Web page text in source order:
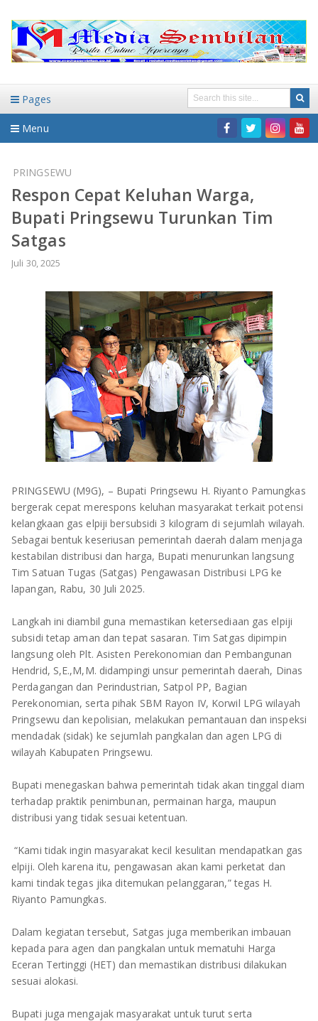
Pages
Menu
DAERAH
NASIONAL
DAERAH
BANDAR LAMPUNG
METRO
LAMPUNG TENGAH
LAMPUNG UTARA
LAMPUNG TIMUR
LAMPUNG BARAT
LAMPUNG SELATAN
PESAWARAN
TANGGAMUS
TULANG BAWANG
TULANG BAWANG BARAT
MESUJI
WAY KANAN
HUKUM-KRIMINAL
PENDIDIKAN
WISATA
OLAHRAGA
ADVETORIAL
PRINGSEWU
‎Respon Cepat Keluhan Warga,
Bupati Pringsewu Turunkan Tim
Satgas
Juli 30, 2025
‎PRINGSEWU (M9G), – Bupati Pringsewu H. Riyanto Pamungkas
bergerak cepat merespons keluhan masyarakat terkait potensi
kelangkaan gas elpiji bersubsidi 3 kilogram di sejumlah wilayah.
Sebagai bentuk keseriusan pemerintah daerah dalam menjaga
kestabilan distribusi dan harga, Bupati menurunkan langsung
Tim Satuan Tugas (Satgas) Pengawasan Distribusi LPG ke
lapangan, Rabu, 30 Juli 2025.
‎Langkah ini diambil guna memastikan ketersediaan gas elpiji
subsidi tetap aman dan tepat sasaran. Tim Satgas dipimpin
langsung oleh Plt. Asisten Perekonomian dan Pembangunan
Hendrid, S,E.,M,M. didampingi unsur pemerintah daerah, Dinas
Perdagangan dan Perindustrian, Satpol PP, Bagian
Perekonomian, serta pihak SBM Rayon IV, Korwil LPG wilayah
Pringsewu dan kepolisian, melakukan pemantauan dan inspeksi
mendadak (sidak) ke sejumlah pangkalan dan agen LPG di
wilayah Kabupaten Pringsewu.
‎Bupati menegaskan bahwa pemerintah tidak akan tinggal diam
terhadap praktik penimbunan, permainan harga, maupun
distribusi yang tidak sesuai ketentuan.
‎ “Kami tidak ingin masyarakat kecil kesulitan mendapatkan gas
elpiji. Oleh karena itu, pengawasan akan kami perketat dan
kami tindak tegas jika ditemukan pelanggaran,” tegas H.
Riyanto Pamungkas.
‎Dalam kegiatan tersebut, Satgas juga memberikan imbauan
kepada para agen dan pangkalan untuk mematuhi Harga
Eceran Tertinggi (HET) dan memastikan distribusi dilakukan
sesuai alokasi.
‎Bupati juga mengajak masyarakat untuk turut serta